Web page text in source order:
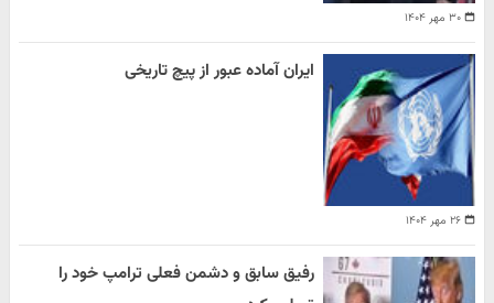
۳۰ مهر ۱۴۰۴
۲۶ مهر ۱۴۰۴
ایران آماده عبور از پیچ تاریخی
رفیق سابق و دشمن فعلی ترامپ خود را